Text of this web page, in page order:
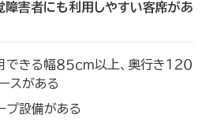
害者にも利用しやすい客席があ
きる幅８５ｃｍ以上、奥行き１２０
スがある
プ設備がある